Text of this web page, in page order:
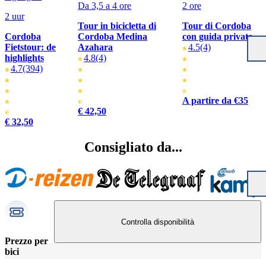
2 uur
Cordoba
Fietstour: de
highlights
4.7(394)
€ 32,50
Da 3,5 a 4 ore
Tour in bicicletta di
Cordoba Medina
Azahara
4.8(4)
€ 42,50
2 ore
Tour di Cordoba
con guida privata
4.5(4)
A partire da €35
Consigliato da...
Prezzo per
bici
Controlla disponibilità